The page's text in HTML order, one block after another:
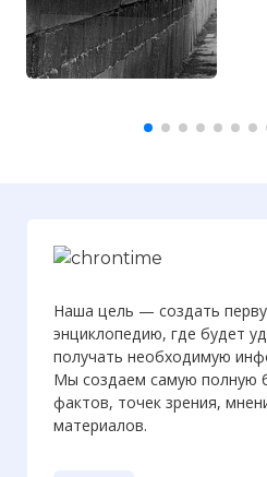
Наша цель — создать
энциклопедию, где будет
получать необходимую
Мы создаем самую полную
фактов, точек зрения,
материалов.